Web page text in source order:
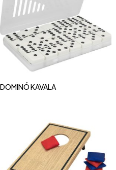
DOMINÓ KAVALA